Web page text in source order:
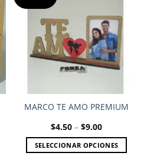
Add to
wishlist
MARCO TE AMO PREMIUM
$4.50 – $9.00Price
$4.50
through
SELECCIONAR OPCIONES